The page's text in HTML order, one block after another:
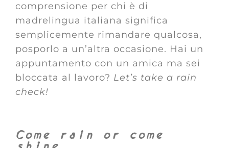
comprensione per chi è di
madrelingua italiana significa
semplicemente rimandare qualcosa,
posporlo a un’altra occasione. Hai un
appuntamento con un amica ma sei
bloccata al lavoro? Let’s take a rain
check!
Come rain or come